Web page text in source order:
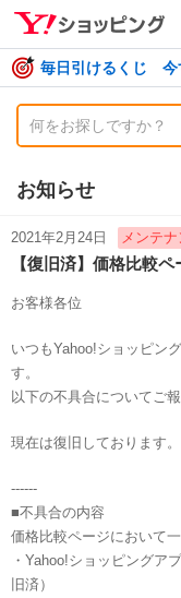
毎日引けるくじ 今
お知らせ
2021年2月24日 メンテ
【復旧済】価格比較
お客様各位
いつもYahoo!ショッピン
す。
以下の不具合についてご
現在は復旧しております。
------
■不具合の内容
価格比較ページにおいて
・Yahoo!ショッピングア
旧済）